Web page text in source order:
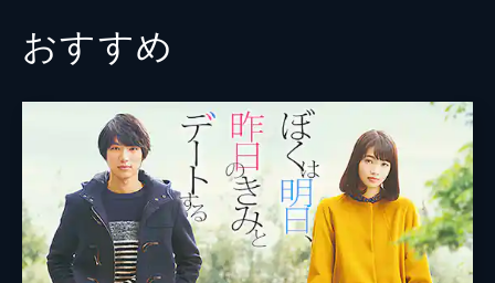
桐野昭三 永島敏行
矢野 清 竹原ピストル
山田利子 二階堂ふみ
富田幸太郎 松重豊
桐野春子 田中美佐子
おすすめ